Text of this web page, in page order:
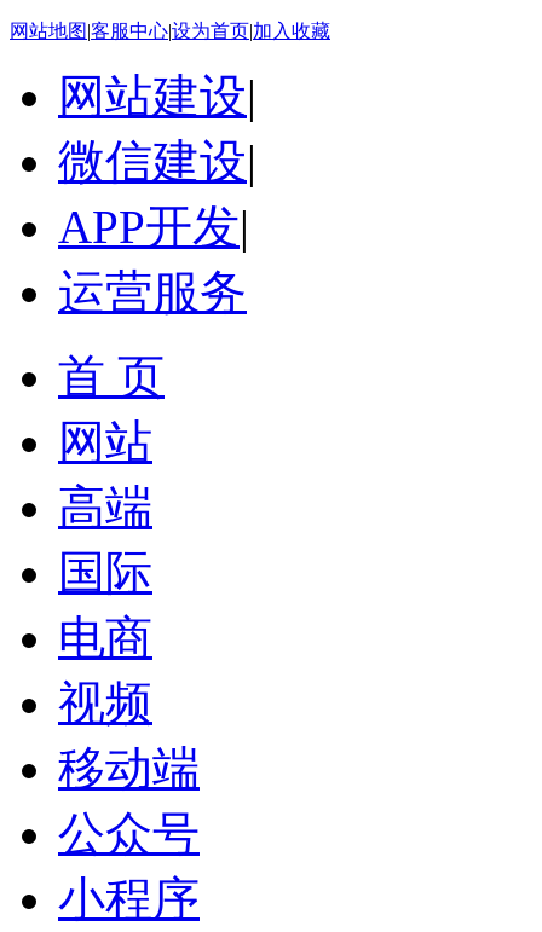
网站地图|客服中心|设为首页|加入收藏
网站建设|
微信建设|
APP开发|
运营服务
首 页
网站
高端
国际
电商
视频
移动端
公众号
小程序